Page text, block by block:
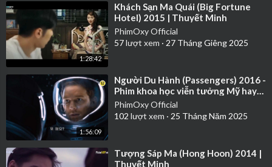
1:28:42
⁣Khách Sạn Ma Quái (Big Fortune
Hotel) 2015 | Thuyết Minh
PhimOxy Official
57lượt xem · 27 Tháng Giêng 2025
1:56:09
⁣Người Du Hành (Passengers) 2016 -
Phim khoa học viễn tưởng Mỹ hay
nhất | Thuyết Minh
PhimOxy Official
102 lượt xem · 25 Tháng Năm 2025
⁣Tượng Sáp Ma (Hong Hoon) 2014 |
Thuyết Minh